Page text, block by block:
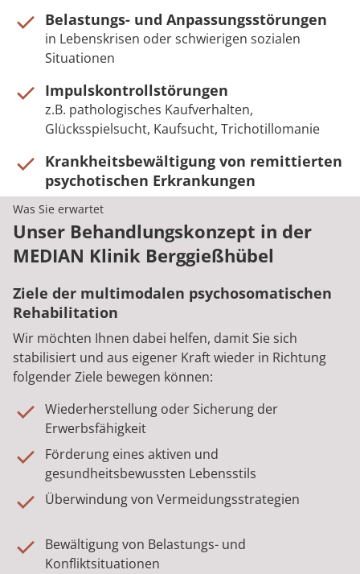
Belastungs- und Anpassungsstörungen
in Lebenskrisen oder schwierigen sozialen
Situationen
Impulskontrollstörungen
z.B. pathologisches Kaufverhalten,
Glücksspielsucht, Kaufsucht, Trichotillomanie
Krankheitsbewältigung von remittierten
psychotischen Erkrankungen
Was Sie erwartet
Unser Behandlungskonzept in der
MEDIAN Klinik Berggießhübel
Ziele der multimodalen psychosomatischen
Rehabilitation
Wir möchten Ihnen dabei helfen, damit Sie sich
stabilisiert und aus eigener Kraft wieder in Richtung
folgender Ziele bewegen können:
Wiederherstellung oder Sicherung der
Erwerbsfähigkeit
Förderung eines aktiven und
gesundheitsbewussten Lebensstils
Überwindung von Vermeidungsstrategien
Bewältigung von Belastungs- und
Konfliktsituationen